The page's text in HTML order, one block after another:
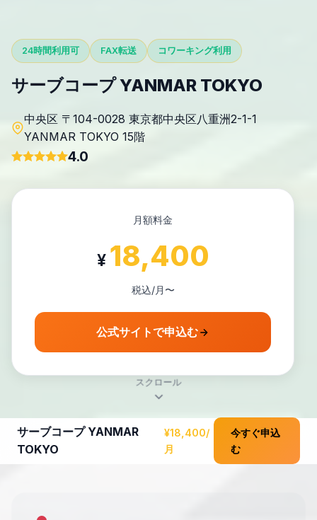
24時間利用可 FAX転送 コワーキング利用
サーブコープ YANMAR TOKYO
中央区 〒104-0028 東京都中央区八重洲2-1-1
YANMAR TOKYO 15階
4.0
月額料金
¥ 18,400
税込/月〜
公式サイトで申込む
スクロール
サーブコープ YANMAR
TOKYO
¥18,400/
月
今すぐ申込
む